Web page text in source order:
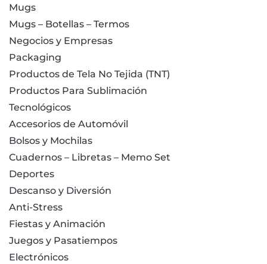
Mugs
Mugs – Botellas – Termos
Negocios y Empresas
Packaging
Productos de Tela No Tejida (TNT)
Productos Para Sublimación
Tecnológicos
Accesorios de Automóvil
Bolsos y Mochilas
Cuadernos – Libretas – Memo Set
Deportes
Descanso y Diversión
Anti-Stress
Fiestas y Animación
Juegos y Pasatiempos
Electrónicos